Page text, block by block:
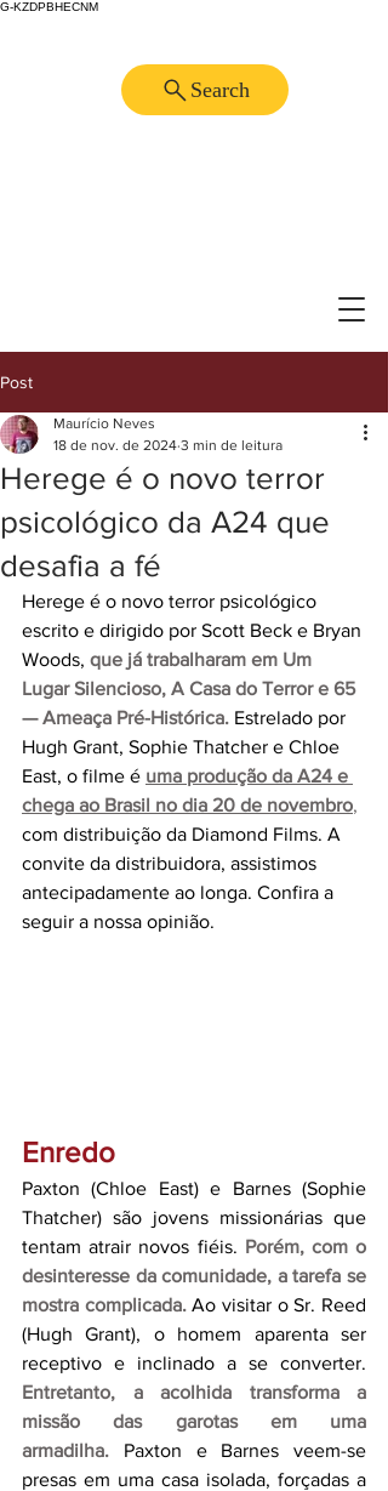
G-KZDPBHECNM
Search
Post
Herege é o novo terror
psicológico da A24 que
desafia a fé
Maurício Neves
18 de nov. de 2024 3 min de leitura
Herege é o novo terror psicológico
escrito e dirigido por Scott Beck e Bryan
Woods, que já trabalharam em Um
Lugar Silencioso, A Casa do Terror e 65
— Ameaça Pré-Histórica. Estrelado por
Hugh Grant, Sophie Thatcher e Chloe
East, o filme é uma produção da A24 e
chega ao Brasil no dia 20 de novembro,
com distribuição da Diamond Films. A
convite da distribuidora, assistimos
antecipadamente ao longa. Confira a
seguir a nossa opinião.
Enredo
Paxton (Chloe East) e Barnes (Sophie
Thatcher) são jovens missionárias que
tentam atrair novos fiéis. Porém, com o
desinteresse da comunidade, a tarefa se
mostra complicada. Ao visitar o Sr. Reed
(Hugh Grant), o homem aparenta ser
Entretanto, a acolhida transforma a
missão das garotas em uma
armadilha. Paxton e Barnes veem-se
presas em uma casa isolada, forçadas a